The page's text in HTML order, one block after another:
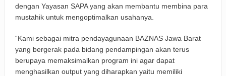
dengan Yayasan SAPA yang akan membantu membina para
mustahik untuk mengoptimalkan usahanya.
“Kami sebagai mitra pendayagunaan BAZNAS Jawa Barat
yang bergerak pada bidang pendampingan akan terus
berupaya memaksimalkan program ini agar dapat
menghasilkan output yang diharapkan yaitu memiliki